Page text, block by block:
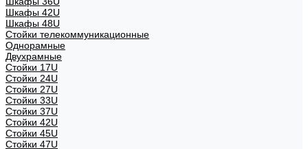
Шкафы 42U
Шкафы 48U
Стойки телекоммуникационные
Однорамные
Двухрамные
Стойки 17U
Стойки 24U
Стойки 27U
Стойки 33U
Стойки 37U
Стойки 42U
Стойки 45U
Стойки 47U